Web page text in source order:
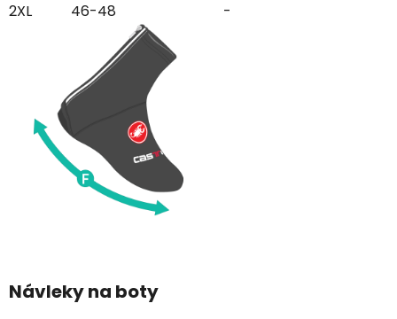
2XL
46-48 -
Návleky na boty